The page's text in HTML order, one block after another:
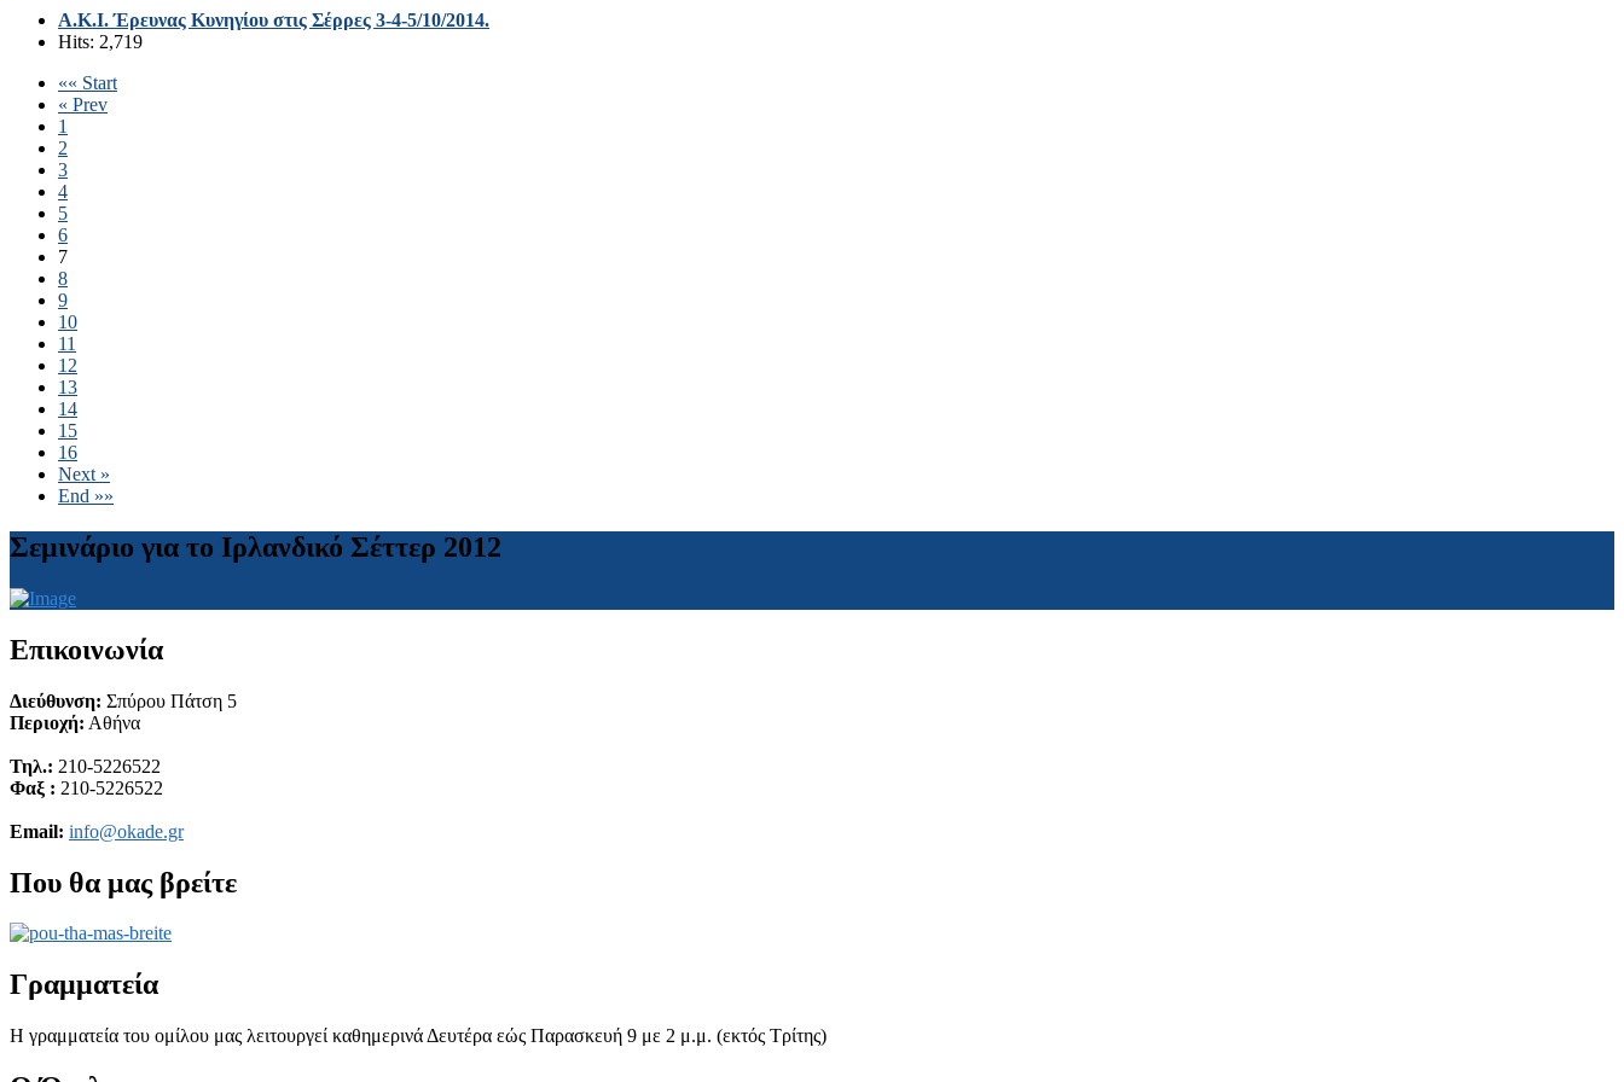
A.K.I. Έρευνας Κυνηγίου στις Σέρρες 3-4-5/10/2014.
Hits: 2,719
«« Start
« Prev
1
2
3
4
5
6
7
8
9
10
11
12
13
14
15
16
Next »
End »»
Σεμινάριο για το Ιρλανδικό Σέττερ 2012
Επικοινωνία
Διεύθυνση: Σπύρου Πάτση 5
Περιοχή: Αθήνα
Τηλ.: 210-5226522
Φαξ : 210-5226522
Email: info@okade.gr
Που θα μας βρείτε
Γραμματεία
Η γραμματεία του ομίλου μας λειτουργεί καθημερινά Δευτέρα εώς Παρασκευή 9 με 2 μ.μ. (εκτός Τρίτης)